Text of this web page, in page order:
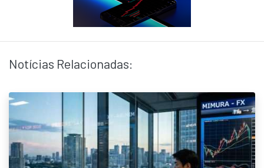
Notícias Relacionadas: